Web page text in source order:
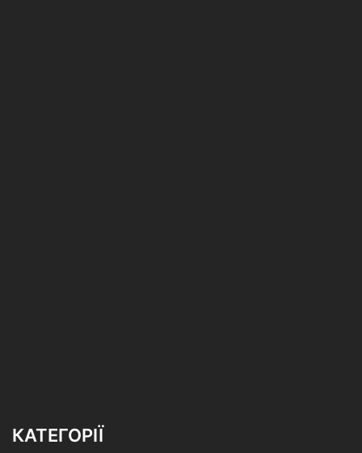
КАТЕГОРІЇ